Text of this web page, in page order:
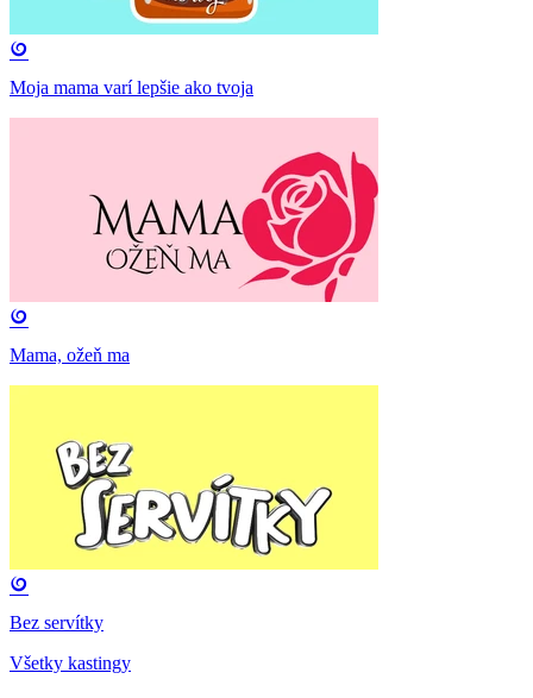
Moja mama varí lepšie ako tvoja
Mama, ožeň ma
Bez servítky
Všetky kastingy